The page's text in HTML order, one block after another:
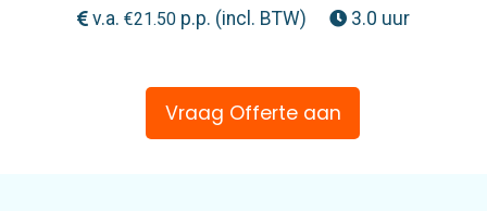
v.a.€21.50 p.p. (incl. BTW) 3.0 uur
Vraag Offerte aan